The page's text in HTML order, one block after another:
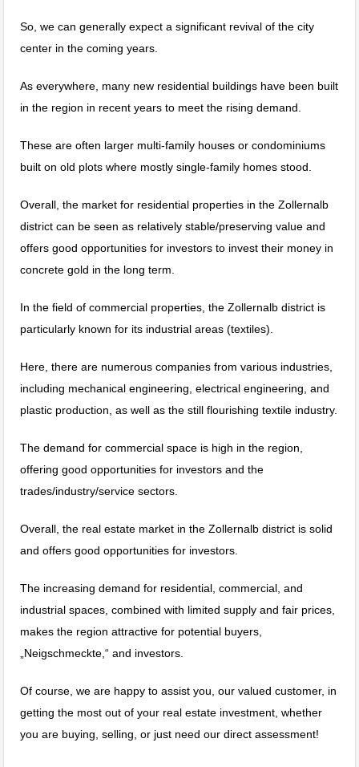
So, we can generally expect a significant revival of the city
center in the coming years.
As everywhere, many new residential buildings have been built
in the region in recent years to meet the rising demand.
These are often larger multi-family houses or condominiums
built on old plots where mostly single-family homes stood.
Overall, the market for residential properties in the Zollernalb
district can be seen as relatively stable/preserving value and
offers good opportunities for investors to invest their money in
concrete gold in the long term.
In the field of commercial properties, the Zollernalb district is
particularly known for its industrial areas (textiles).
Here, there are numerous companies from various industries,
including mechanical engineering, electrical engineering, and
plastic production, as well as the still flourishing textile industry.
The demand for commercial space is high in the region,
offering good opportunities for investors and the
trades/industry/service sectors.
Overall, the real estate market in the Zollernalb district is solid
and offers good opportunities for investors.
The increasing demand for residential, commercial, and
industrial spaces, combined with limited supply and fair prices,
makes the region attractive for potential buyers,
„Neigschmeckte,“ and investors.
Of course, we are happy to assist you, our valued customer, in
getting the most out of your real estate investment, whether
you are buying, selling, or just need our direct assessment!